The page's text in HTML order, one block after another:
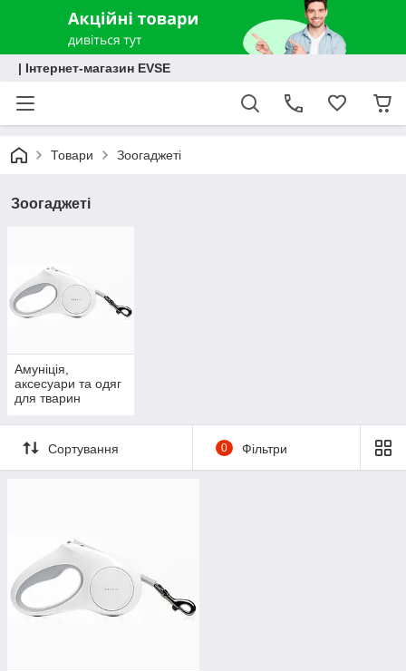
| Інтернет-магазин EVSE
Товари Зоогаджеті
Зоогаджеті
Амуніція,
аксесуари та одяг
для тварин
Сортування 0 Фільтри